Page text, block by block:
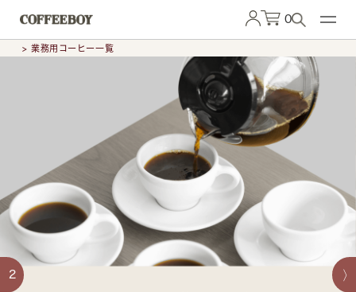
0
> 業務用コーヒー一覧
2